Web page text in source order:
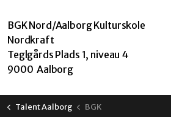
BGK Nord/Aalborg Kulturskole
Nordkraft
Teglgårds Plads 1, niveau 4
9000 Aalborg
Talent Aalborg BGK